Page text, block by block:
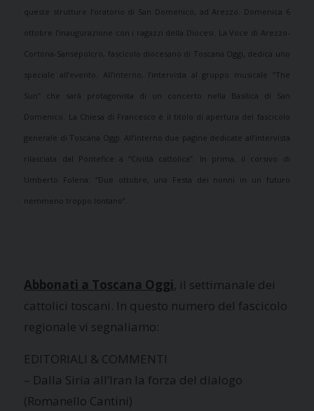
queste strutture l’oratorio di San Domenico, ad Arezzo. Domenica 6
ottobre l’inaugurazione con i ragazzi della Diocesi. La Voce di Arezzo-
Cortona-Sansepolcro, fascicolo diocesano di Toscana Oggi, dedica uno
speciale all’evento. All’interno, l’intervista al gruppo musicale “The
Sun” che sarà protagonista di un concerto nella Basilica di San
Domenico. La Chiesa di Francesco è il titolo di apertura del fascicolo
generale di Toscana Oggi. All’interno due pagine dedicate all’intervista
rilasciata dal Pontefice a “Civiltà cattolica”. In prima, il corsivo di
Umberto Folena: “Due ottobre, una Festa dei nonni in un futuro
nemmeno troppo lontano”.
Abbonati a Toscana Oggi, il settimanale dei
cattolici toscani. In questo numero del fascicolo
regionale vi segnaliamo:
EDITORIALI & COMMENTI
– Dalla Siria all’Iran la forza del dialogo
(Romanello Cantini)